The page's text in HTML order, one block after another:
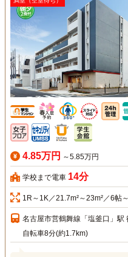
4.85万円 ～5.85万円
学校まで電車 14分
1R～1K／21.7m²～23m²／6帖
名古屋市営鶴舞線「塩釜口」駅
自転車8分(約1.7km)